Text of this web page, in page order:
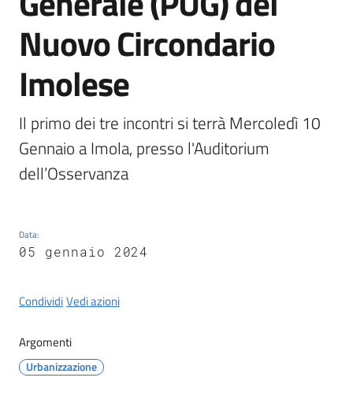
Servizi
on-
line
Tutti
gli
argomenti
Nuovo Circondario
Imolese
Il primo dei tre incontri si terrà Mercoledì 10
Gennaio a Imola, presso l'Auditorium
dell’Osservanza
Data:
05 gennaio 2024
CondividiVedi azioni
Argomenti
Urbanizzazione